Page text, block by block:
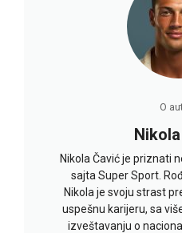
O
Nikola Čavić je priznati
sajta Super Sport.
Nikola je svoju strast
uspešnu karijeru, sa
izveštavanju o